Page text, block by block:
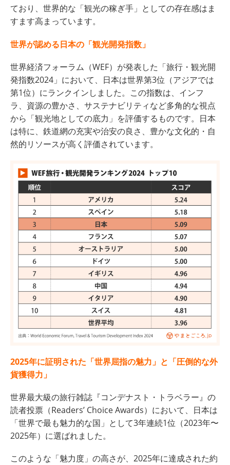
ており、世界的な「観光の稼ぎ手」としての存在感はま
すます高まっています。
世界が認める日本の「観光開発指数」
世界経済フォーラム（WEF）が発表した「旅行・観光開
発指数2024」において、日本は世界第3位（アジアでは
第1位）にランクインしました。この指数は、インフ
ラ、資源の豊かさ、サステナビリティなど多角的な視点
から「観光地としての底力」を評価するものです。日本
は特に、鉄道網の充実や治安の良さ、豊かな文化的・自
然的リソースが高く評価されています。
2025年に証明された「世界屈指の魅力」と「圧倒的な外
貨獲得力」
世界最大級の旅行雑誌『コンデナスト・トラベラー』の
読者投票（Readers’ Choice Awards）において、日本は
「世界で最も魅力的な国」として3年連続1位（2023年〜
2025年）に選ばれました。
このような「魅力度」の高さが、2025年に達成された約